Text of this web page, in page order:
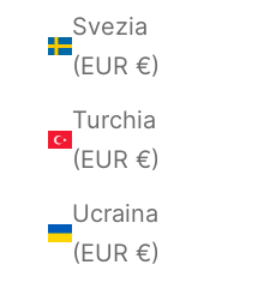
Svezia
(EUR €)
Turchia
(EUR €)
Ucraina
(EUR €)